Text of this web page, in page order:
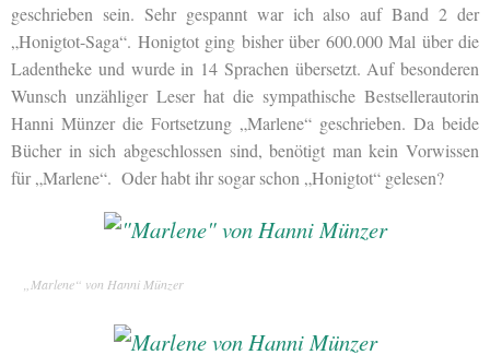
geschrieben sein. Sehr gespannt war ich also auf Band 2 der
„Honigtot-Saga“. Honigtot ging bisher über 600.000 Mal über die
Ladentheke und wurde in 14 Sprachen übersetzt. Auf besonderen
Wunsch unzähliger Leser hat die sympathische Bestsellerautorin
Hanni Münzer die Fortsetzung „Marlene“ geschrieben. Da beide
Bücher in sich abgeschlossen sind, benötigt man kein Vorwissen
für „Marlene“. Oder habt ihr sogar schon „Honigtot“ gelesen?
„Marlene“ von Hanni Münzer